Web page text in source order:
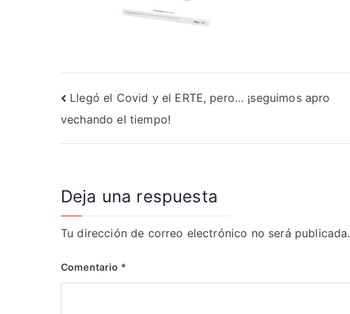
Navegación
de
Llegó el Covid y el ERTE, pero… ¡seguimos apro
vechando el tiempo!
Deja una respuesta
Tu dirección de correo electrónico no será publicada.
Comentario *